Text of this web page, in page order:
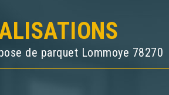
de parquet Lommoye 78270